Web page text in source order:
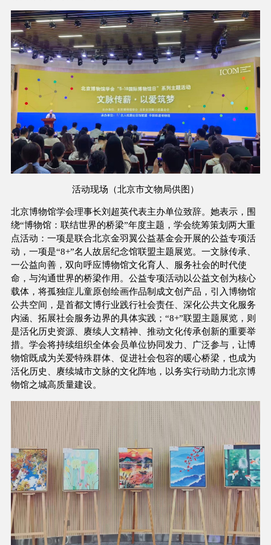
活动现场（北京市文物局供图）
北京博物馆学会理事长刘超英代表主办单位致辞。她表示，围
绕“博物馆：联结世界的桥梁”年度主题，学会统筹策划两大重
点活动：一项是联合北京金羽翼公益基金会开展的公益专项活
动，一项是“8+”名人故居纪念馆联盟主题展览。一文脉传承、
一公益向善，双向呼应博物馆文化育人、服务社会的时代使
命，与沟通世界的桥梁作用。公益专项活动以公益文创为核心
载体，将孤独症儿童原创绘画作品制成文创产品，引入博物馆
公共空间，是首都文博行业践行社会责任、深化公共文化服务
内涵、拓展社会服务边界的具体实践；“8+”联盟主题展览，则
是活化历史资源、赓续人文精神、推动文化传承创新的重要举
措。学会将持续组织全体会员单位协同发力、广泛参与，让博
物馆既成为关爱特殊群体、促进社会包容的暖心桥梁，也成为
活化历史、赓续城市文脉的文化阵地，以务实行动助力北京博
物馆之城高质量建设。